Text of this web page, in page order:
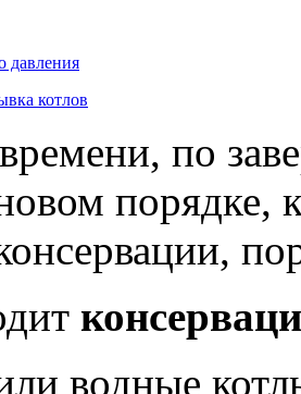
давления
котлов
по
порядке,
водные